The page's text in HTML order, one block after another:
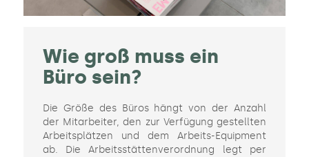
Wie groß muss ein
Büro sein?
Die Größe des Büros hängt von der Anzahl
der Mitarbeiter, den zur Verfügung gestellten
Arbeitsplätzen und dem Arbeits-Equipment
ab. Die Arbeitsstättenverordnung legt per